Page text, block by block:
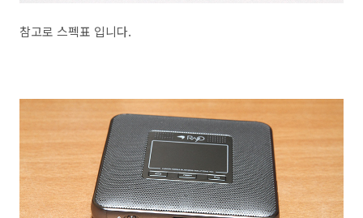
참고로 스펙표 입니다.